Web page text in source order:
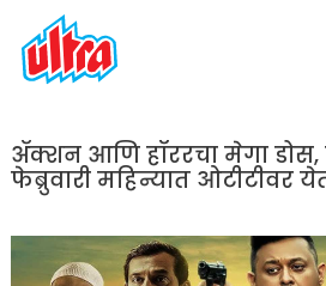
ॲक्शन आणि हॉररचा मेगा डोस,
फेब्रुवारी महिन्यात ओटीटीवर